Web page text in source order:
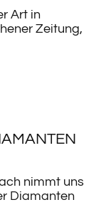
Art in
Zeitung,
nimmt uns
Diamanten